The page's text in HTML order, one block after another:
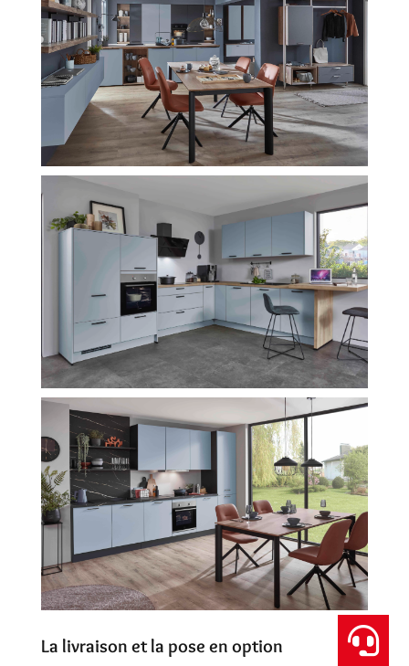
La livraison et la pose en option